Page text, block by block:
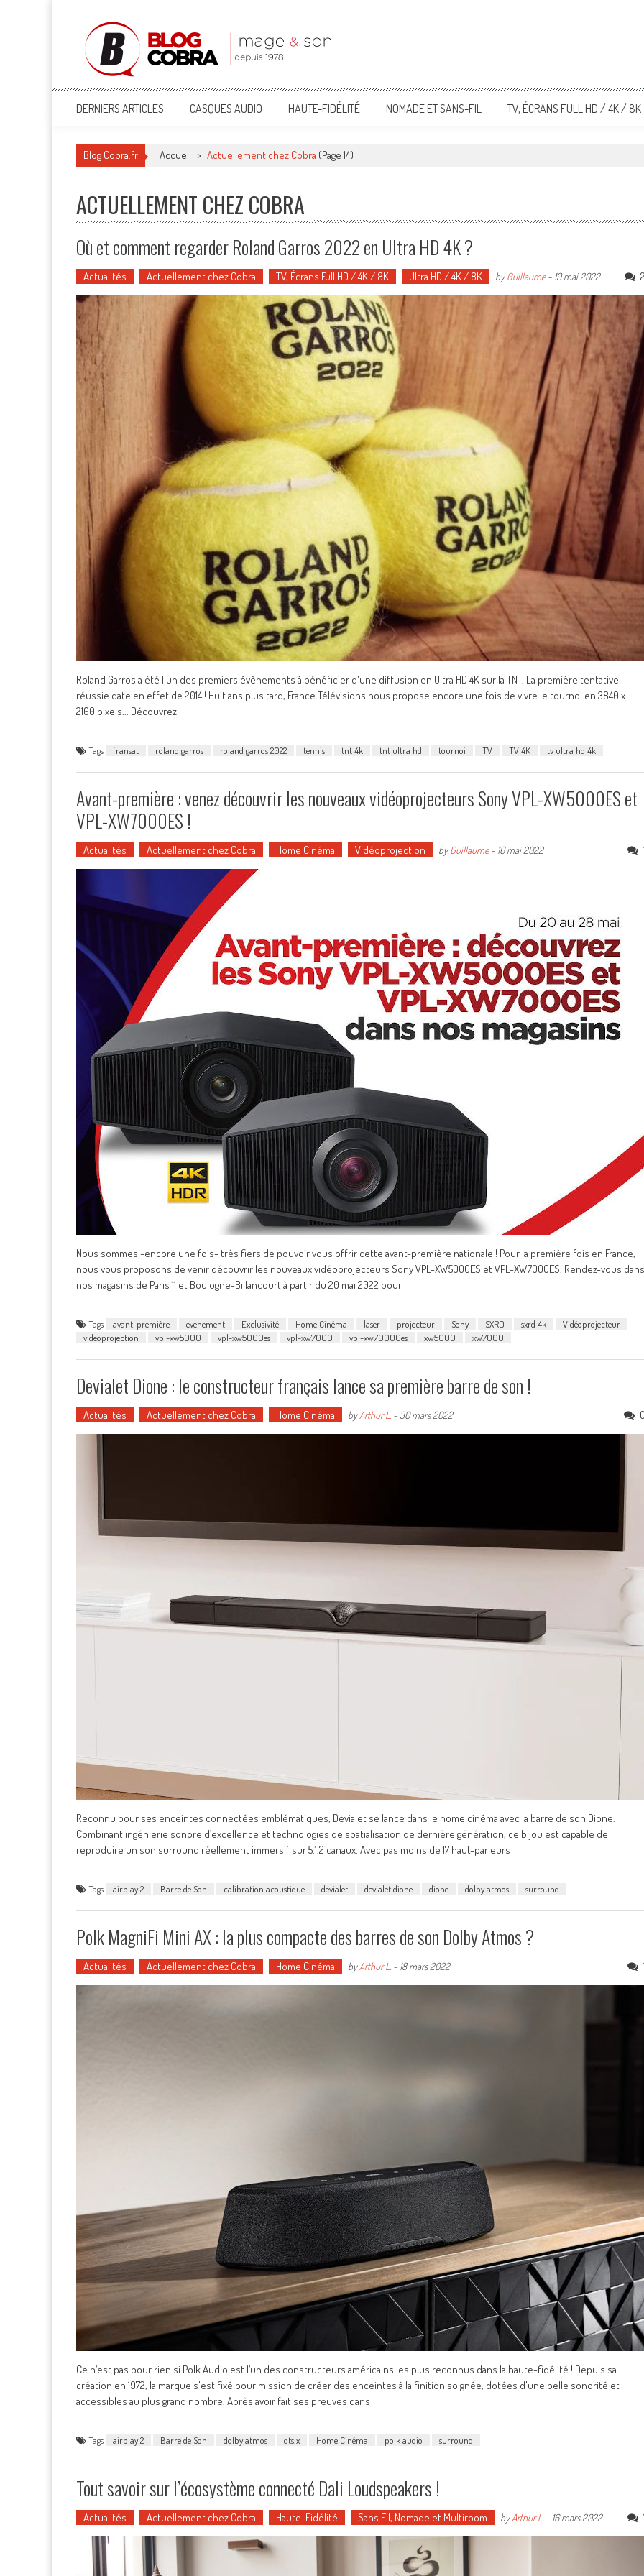
Blog Cobra
Toute l'actu Image & Son !
DERNIERS ARTICLES CASQUES AUDIO HAUTE-FIDÉLITÉ NOMADE ET SANS-FIL TV, ÉCRANS FULL HD / 4K / 8K
Blog Cobra.fr Accueil > Actuellement chez Cobra (Page 14)
ACTUELLEMENT CHEZ COBRA
Où et comment regarder Roland Garros 2022 en Ultra HD 4K ?
Actualités Actuellement chez Cobra TV, Écrans Full HD / 4K / 8K Ultra HD / 4K / 8K byGuillaume- 19 mai 2022
Roland Garros a été l'un des premiers évènements à bénéficier d'une diffusion en Ultra HD 4K sur la TNT. La première tentative
réussie date en effet de 2014 ! Huit ans plus tard, France Télévisions nous propose encore une fois de vivre le tournoi en 3840 x
2160 pixels... Découvrez
Tags fransat roland garros roland garros 2022 tennis tnt 4k tnt ultra hd tournoi TV TV 4K tv ultra hd 4k
Avant-première : venez découvrir les nouveaux vidéoprojecteurs Sony VPL-XW5000ES et
VPL-XW7000ES !
Actualités Actuellement chez Cobra Home Cinéma Vidéoprojection byGuillaume- 16 mai 2022
Nous sommes -encore une fois- très fiers de pouvoir vous offrir cette avant-première nationale ! Pour la première fois en France,
nous vous proposons de venir découvrir les nouveaux vidéoprojecteurs Sony VPL-XW5000ES et VPL-XW7000ES. Rendez-vous dans
nos magasins de Paris 11 et Boulogne-Billancourt à partir du 20 mai 2022 pour
Tags avant-première evenement Exclusivité Home Cinéma laser projecteur Sony SXRD sxrd 4k
Vidéoprojecteur
videoprojection
vpl-xw5000 vpl-xw5000es vpl-xw7000 vpl-xw70000es xw5000 xw7000
Devialet Dione : le constructeur français lance sa première barre de son !
Actualités Actuellement chez Cobra Home Cinéma byArthur L. - 30 mars 2022
Reconnu pour ses enceintes connectées emblématiques, Devialet se lance dans le home cinéma avec la barre de son Dione.
Combinant ingénierie sonore d’excellence et technologies de spatialisation de dernière génération, ce bijou est capable de
reproduire un son surround réellement immersif sur 5.1.2 canaux. Avec pas moins de 17 haut-parleurs
Tags airplay 2 Barre de Son calibration acoustique devialet devialet dione dione dolby atmos surround
Polk MagniFi Mini AX : la plus compacte des barres de son Dolby Atmos ?
Actualités Actuellement chez Cobra Home Cinéma byArthur L. - 18 mars 2022
Ce n’est pas pour rien si Polk Audio est l’un des constructeurs américains les plus reconnus dans la haute-fidélité ! Depuis sa
création en 1972, la marque s'est fixé pour mission de créer des enceintes à la finition soignée, dotées d'une belle sonorité et
accessibles au plus grand nombre. Après avoir fait ses preuves dans
Tags airplay 2 Barre de Son dolby atmos dts:x Home Cinéma polk audio surround
Tout savoir sur l’écosystème connecté Dali Loudspeakers !
Actualités Actuellement chez Cobra Haute-Fidélité Sans Fil, Nomade et Multiroom byArthur L. - 16 mars 2022